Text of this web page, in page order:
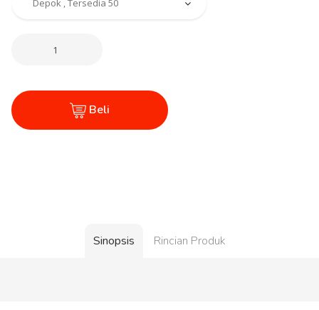
Beli
Sinopsis Rincian Produk